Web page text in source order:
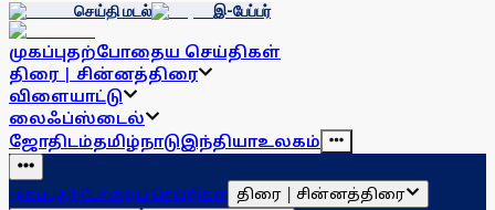
செய்தி மடல் இ-பேப்பர்
முகப்புதற்போதைய செய்திகள்
திரை | சின்னத்திரை
விளையாட்டு
லைஃப்ஸ்டைல்
ஜோதிடம்தமிழ்நாடுஇந்தியாஉலகம்
முகப்புதற்போதைய செய்திகள் திரை | சின்னத்திரை